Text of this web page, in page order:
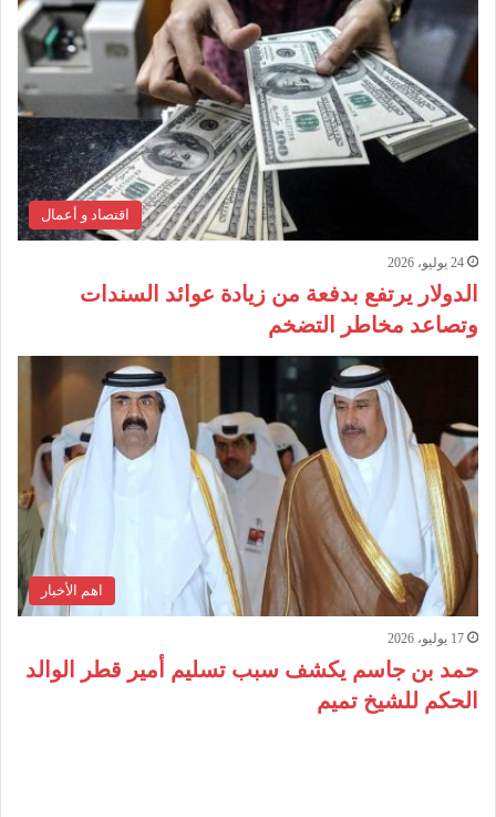
اقتصاد و أعمال
24 يوليو، 2026
الدولار يرتفع بدفعة من زيادة عوائد السندات
وتصاعد مخاطر التضخم
اهم الأخبار
17 يوليو، 2026
حمد بن جاسم يكشف سبب تسليم أمير قطر الوالد
الحكم للشيخ تميم